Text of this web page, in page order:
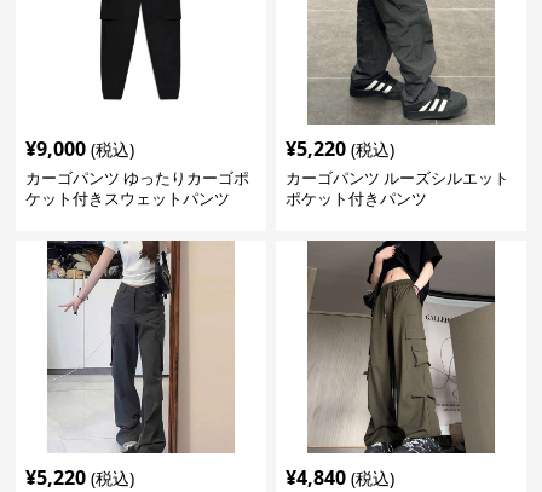
¥9,000 (税込)
カーゴパンツ ゆったりカーゴポ
ケット付きスウェットパンツ
¥5,220 (税込)
カーゴパンツ ルーズシルエット
ポケット付きパンツ
¥5,220 (税込) ¥4,840 (税込)